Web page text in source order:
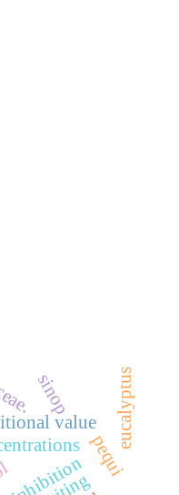
inhibition
value
pequi
eucalyptus
sinop